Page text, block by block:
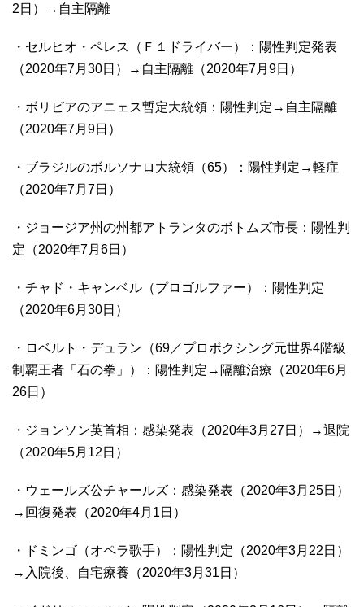
2日）→自主隔離
・セルヒオ・ペレス（Ｆ１ドライバー）：陽性判定発表
（2020年7月30日）→自主隔離（2020年7月9日）
・ボリビアのアニェス暫定大統領：陽性判定→自主隔離
（2020年7月9日）
・ブラジルのボルソナロ大統領（65）：陽性判定→軽症
（2020年7月7日）
・ジョージア州の州都アトランタのボトムズ市長：陽性判
定（2020年7月6日）
・チャド・キャンベル（プロゴルファー）：陽性判定
（2020年6月30日）
・ロベルト・デュラン（69／プロボクシング元世界4階級
制覇王者「石の拳」）：陽性判定→隔離治療（2020年6月
26日）
・ジョンソン英首相：感染発表（2020年3月27日）→退院
（2020年5月12日）
・ウェールズ公チャールズ：感染発表（2020年3月25日）
→回復発表（2020年4月1日）
・ドミンゴ（オペラ歌手）：陽性判定（2020年3月22日）
→入院後、自宅療養（2020年3月31日）